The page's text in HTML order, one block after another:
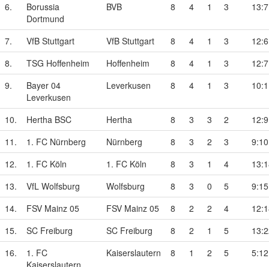
6.
Borussia
Dortmund
BVB 8 4 1 3 13:7
7. VfB Stuttgart VfB Stuttgart 8 4 1 3
12:6
8.
TSG Hoffenheim Hoffenheim 8 4 1 3
12:7
9.
Bayer 04
Leverkusen
Leverkusen 8 4 1 3
10. Hertha BSC Hertha 8 3 3 2
12:9
11.
1. FC Nürnberg Nürnberg 8 3 2 3
9:10
12.
1. FC Köln 1. FC Köln 8 3 1 4
13.
VfL Wolfsburg Wolfsburg 8 3 0 5
9:15
14.
FSV Mainz 05 FSV Mainz 05 8 2 2 4
15.
SC Freiburg SC Freiburg 8 2 1 5
16.
1. FC
Kaiserslautern
Kaiserslautern 8 1 2 5 5:12